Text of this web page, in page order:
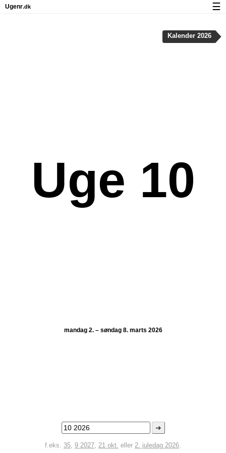
Uge 10
mandag 2. – søndag 8. marts 2026
➜
f.eks. 35, 9 2027, 21 okt. eller 2. juledag 2026.
Kalender 2026
Ugenr.dk ☰